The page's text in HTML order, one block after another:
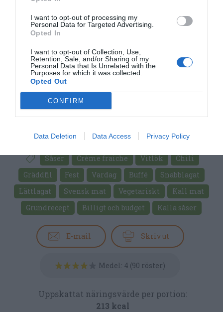
I want to opt-out of processing my
Personal Data for Targeted Advertising.
Opted In
I want to opt-out of Collection, Use,
Retention, Sale, and/or Sharing of my
Personal Data that Is Unrelated with the
Purposes for which it was collected.
Opted Out
CONFIRM
Data Deletion Data Access Privacy Policy
Såser Crème fraiche Vitlök
Chili
Gräddfil
Fest Vardag Buffé
Snabblagat
Lättlagat
Svensk mat Vegetariskt
Kall mat
Grundrecept
Billigt och budget Kalla såser
E-mail Skriv ut
Medel: 4 (90 röster)
Uppskattat näringsvärde per portion:
213 kcal